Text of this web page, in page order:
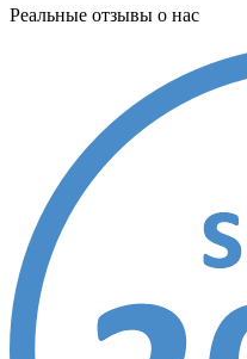
Реальные отзывы о нас